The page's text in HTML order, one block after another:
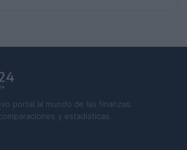
portal al mundo de las finanzas.
y estadísticas.